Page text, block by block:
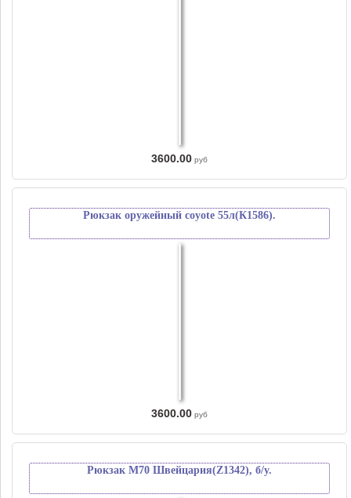
3600.00 руб
Рюкзак оружейный coyote 55л(К1586).
3600.00 руб
Рюкзак М70 Швейцария(Z1342), б/у.